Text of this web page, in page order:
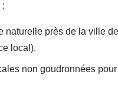
:
naturelle près de la ville
local).
non goudronnées